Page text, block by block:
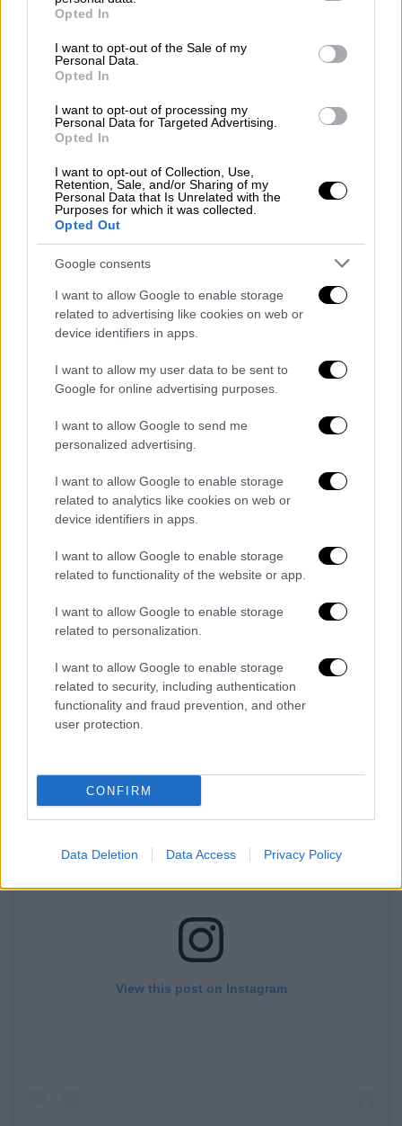
grant or deny consent to Google and its third-party tags to
use your data for below specified purposes in below Google
consent section.
Opted In
I want to opt-out of the Sale of my
Personal Data.
Opted In
I want to opt-out of processing my
Personal Data for Targeted Advertising.
Opted In
I want to opt-out of Collection, Use,
Retention, Sale, and/or Sharing of my
Personal Data that Is Unrelated with the
Purposes for which it was collected.
Opted Out
Google consents
I want to allow Google to enable storage
related to advertising like cookies on web or
device identifiers in apps.
I want to allow my user data to be sent to
Google for online advertising purposes.
I want to allow Google to send me
personalized advertising.
I want to allow Google to enable storage
related to analytics like cookies on web or
device identifiers in apps.
I want to allow Google to enable storage
related to functionality of the website or app.
I want to allow Google to enable storage
related to personalization.
I want to allow Google to enable storage
related to security, including authentication
functionality and fraud prevention, and other
user protection.
CONFIRM
Data Deletion Data Access Privacy Policy
πρόσθεσε: «Αυτό αν δεν το ζήσει κάποιος,
μακάρι να μην το ζήσει κανένας, πραγματικά
το λέω αυτό. Και επειδή, ξαναλέω, αυτός
είναι ο σωστός κύκλος, τα παιδιά πρέπει να
αποχαιρετούν τους γονείς τους και όχι το
ανάποδο.Απλά θέλω να πω ότι δεν θα
μπορέσω, ρε παιδιά, ούτε σήμερα ούτε
αύριο. Θα φύγω γιατί θα πάμε στο χωριό να
κάνουμε την επιθυμία της, να ταφεί εκεί, στη
Χαλκιδική».
Ολοκληρώνοντας, δεν έκρυψε τη δυσκολία
του να διαχειριστεί την απώλεια: «Σας ζητώ
συγγνώμη που ήταν λίγο παράξενα,
γιατί
ξαναλέω είχε μία ταλαιπωρία σχεδόν δύο
χρόνων, πάρα πολύ δύσκολα, και είμαι από τη
μία λες “ok, ηρέμησε η ψυχή της”, από την
άλλη όμως δεν μπορεί το μυαλό σου να το
απώλεια. Είναι η απώλεια. Σας ευχαριστώ
πάρα πολύ για τα μηνύματα. Αν μιλήσω λίγο
παραπάνω θα βάλω τα κλάματα. Θα ήθελα να
της βάλουμε ένα τραγούδι που το αγαπούσε
πάρα πολύ…».
View this post on Instagram